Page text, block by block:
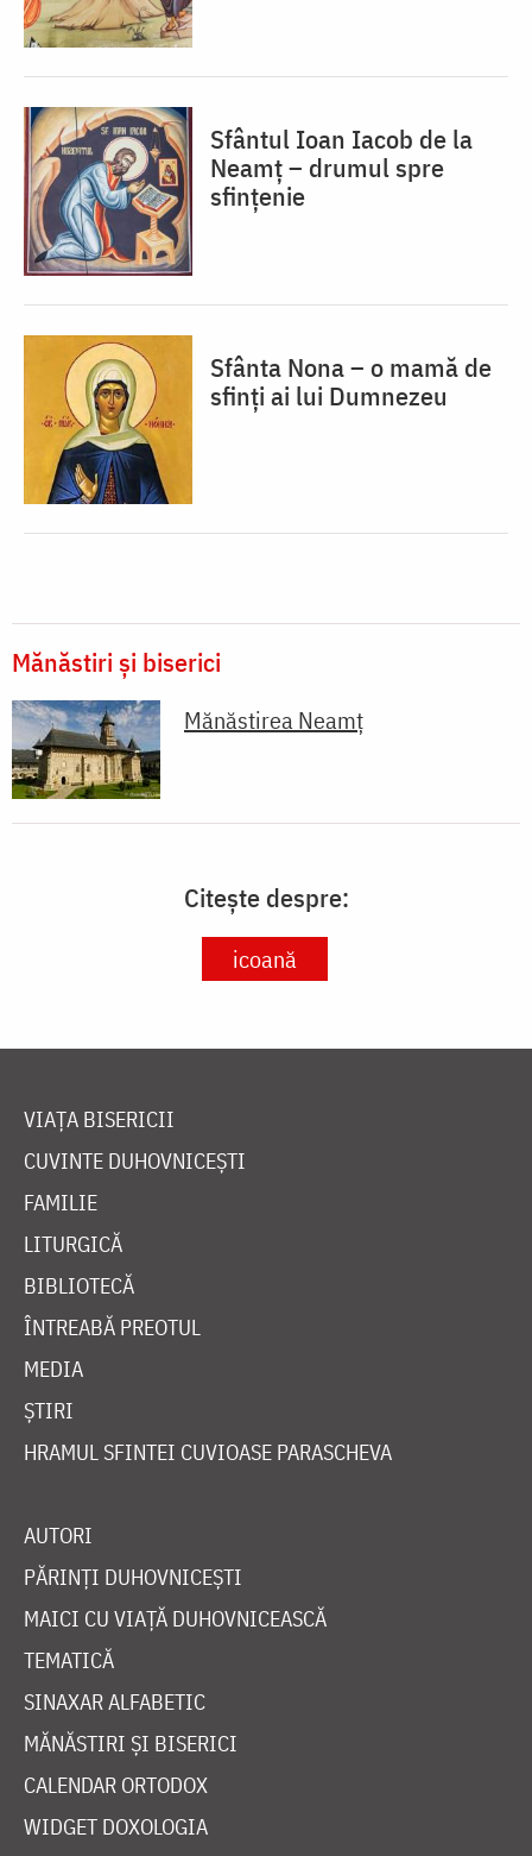
Sfântul Ioan Iacob de la
Neamț – drumul spre
sfințenie
Sfânta Nona – o mamă de
sfinți ai lui Dumnezeu
Mănăstiri și biserici
Mănăstirea Neamţ
Citește despre:
icoană
VIAȚA BISERICII
CUVINTE DUHOVNICEȘTI
FAMILIE
LITURGICĂ
BIBLIOTECĂ
ÎNTREABĂ PREOTUL
MEDIA
ȘTIRI
HRAMUL SFINTEI CUVIOASE PARASCHEVA
AUTORI
PĂRINȚI DUHOVNICEȘTI
MAICI CU VIAȚĂ DUHOVNICEASCĂ
TEMATICĂ
SINAXAR ALFABETIC
MĂNĂSTIRI ȘI BISERICI
CALENDAR ORTODOX
WIDGET DOXOLOGIA